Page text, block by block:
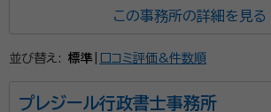
オンライン面談可
事務所口コミ（抜粋）：
account_circle 満足度 5.0
ご利用時期：2026/3
この事務所の詳細を見る
並び替え: 標準 口コミ評価&件数順
プレジール行政書士事務所